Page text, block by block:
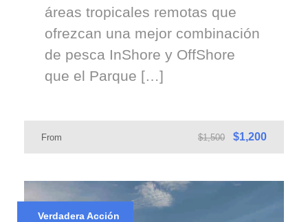
áreas tropicales remotas que
ofrezcan una mejor combinación
de pesca InShore y OffShore
que el Parque […]
From $1,500 $1,200
Verdadera Acción